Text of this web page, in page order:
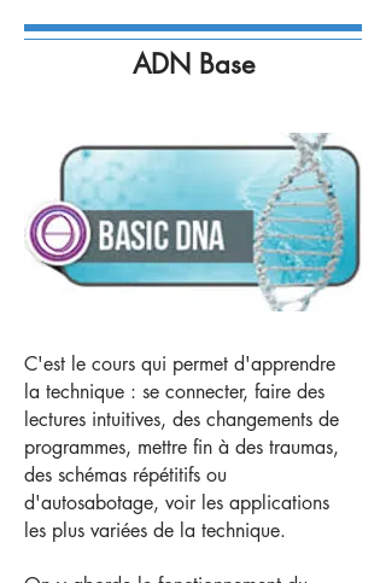
ADN Base
C'est le cours qui permet d'apprendre
la technique : se connecter, faire des
lectures intuitives, des changements de
programmes, mettre fin à des traumas,
des schémas répétitifs ou
d'autosabotage, voir les applications
les plus variées de la technique.